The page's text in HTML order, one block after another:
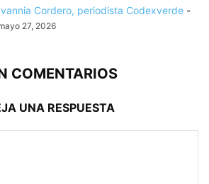
Cordero, periodista Codexverde -
27, 2026
COMENTARIOS
UNA RESPUESTA